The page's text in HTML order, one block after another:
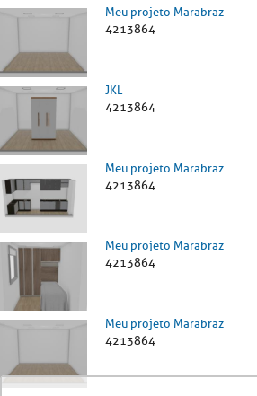
Meu projeto Marabraz
4213864
JKL
4213864
Meu projeto Marabraz
4213864
Meu projeto Marabraz
4213864
Meu projeto Marabraz
4213864